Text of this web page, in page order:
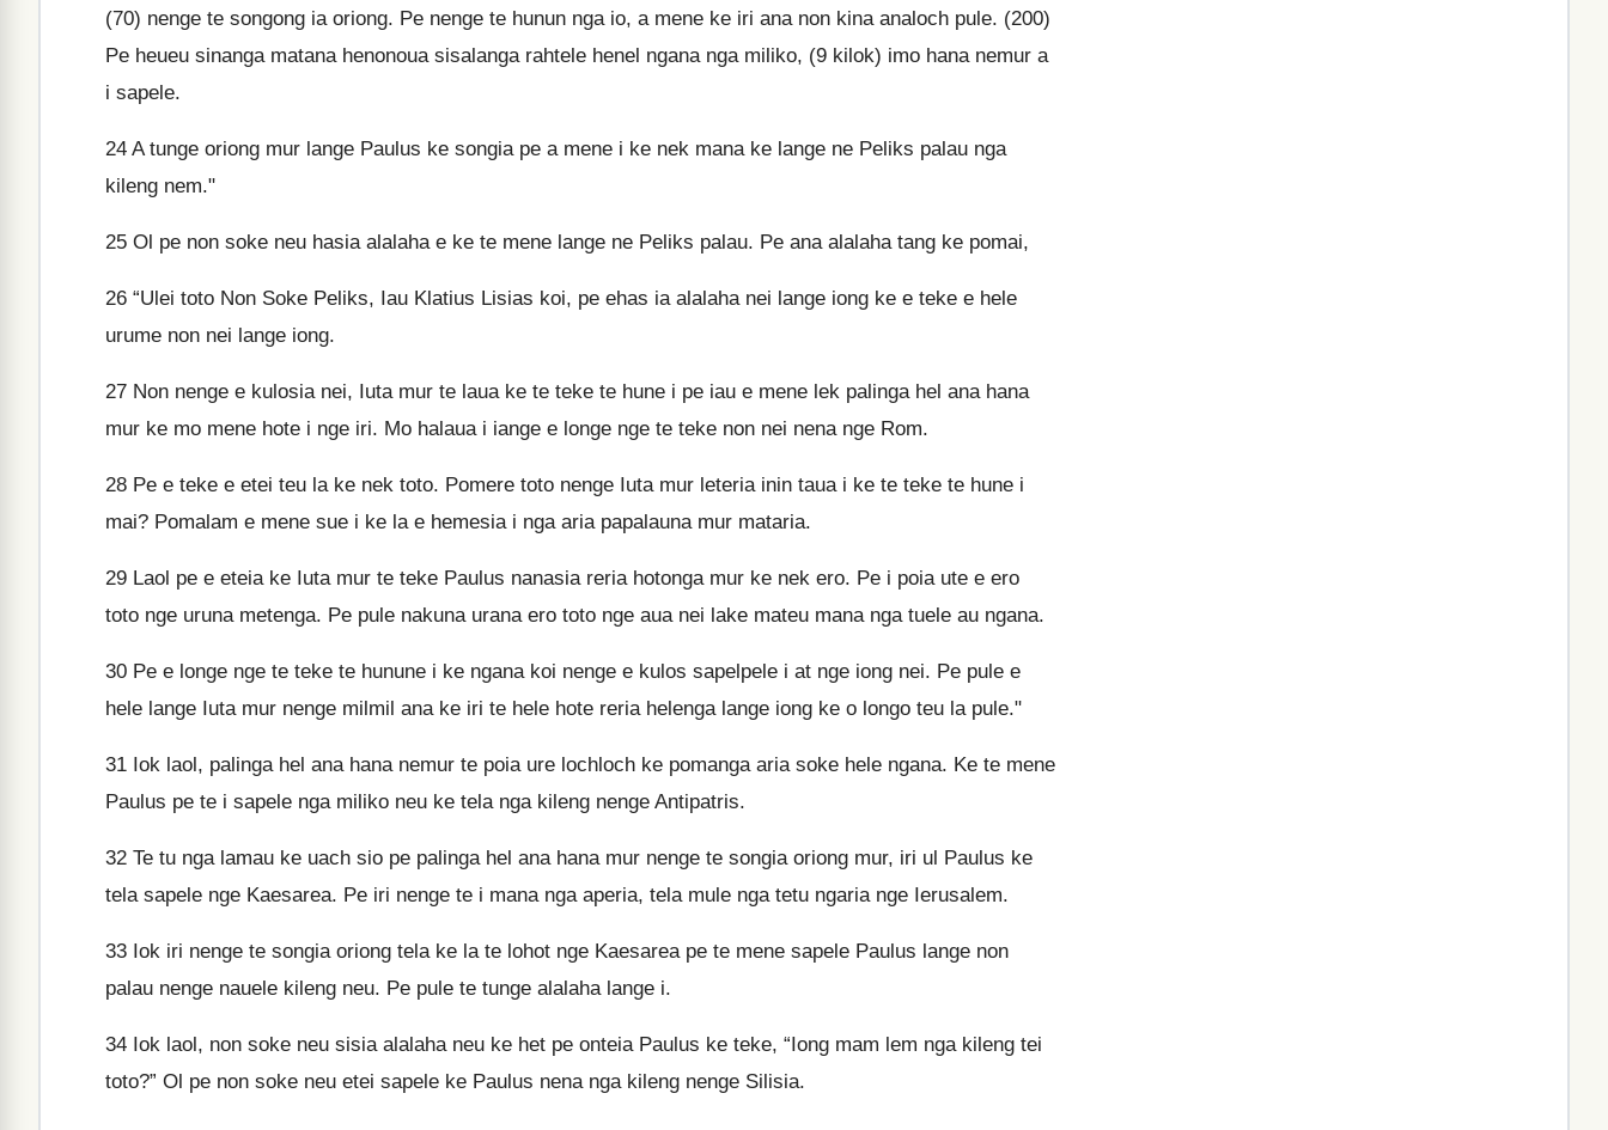
(70) nenge te songong ia oriong. Pe nenge te hunun nga io, a mene ke iri ana non kina analoch pule. (200)
Pe heueu sinanga matana henonoua sisalanga rahtele henel ngana nga miliko, (9 kilok) imo hana nemur a
i sapele.
24 A tunge oriong mur lange Paulus ke songia pe a mene i ke nek mana ke lange ne Peliks palau nga
kileng nem."
25 Ol pe non soke neu hasia alalaha e ke te mene lange ne Peliks palau. Pe ana alalaha tang ke pomai,
26 “Ulei toto Non Soke Peliks, Iau Klatius Lisias koi, pe ehas ia alalaha nei lange iong ke e teke e hele
urume non nei lange iong.
27 Non nenge e kulosia nei, Iuta mur te laua ke te teke te hune i pe iau e mene lek palinga hel ana hana
mur ke mo mene hote i nge iri. Mo halaua i iange e longe nge te teke non nei nena nge Rom.
28 Pe e teke e etei teu la ke nek toto. Pomere toto nenge Iuta mur leteria inin taua i ke te teke te hune i
mai? Pomalam e mene sue i ke la e hemesia i nga aria papalauna mur mataria.
29 Laol pe e eteia ke Iuta mur te teke Paulus nanasia reria hotonga mur ke nek ero. Pe i poia ute e ero
toto nge uruna metenga. Pe pule nakuna urana ero toto nge aua nei lake mateu mana nga tuele au ngana.
30 Pe e longe nge te teke te hunune i ke ngana koi nenge e kulos sapelpele i at nge iong nei. Pe pule e
hele lange Iuta mur nenge milmil ana ke iri te hele hote reria helenga lange iong ke o longo teu la pule."
31 Iok laol, palinga hel ana hana nemur te poia ure lochloch ke pomanga aria soke hele ngana. Ke te mene
Paulus pe te i sapele nga miliko neu ke tela nga kileng nenge Antipatris.
32 Te tu nga lamau ke uach sio pe palinga hel ana hana mur nenge te songia oriong mur, iri ul Paulus ke
tela sapele nge Kaesarea. Pe iri nenge te i mana nga aperia, tela mule nga tetu ngaria nge Ierusalem.
33 Iok iri nenge te songia oriong tela ke la te lohot nge Kaesarea pe te mene sapele Paulus lange non
palau nenge nauele kileng neu. Pe pule te tunge alalaha lange i.
34 Iok laol, non soke neu sisia alalaha neu ke het pe onteia Paulus ke teke, “Iong mam lem nga kileng tei
toto?” Ol pe non soke neu etei sapele ke Paulus nena nga kileng nenge Silisia.